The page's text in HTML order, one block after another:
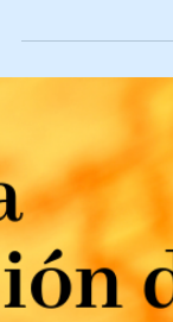
EL RIO
GRACIAS
En el mundo del
dispositivo de
actividad desafiante: es